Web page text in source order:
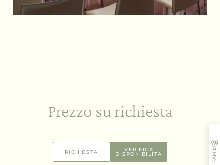
Prezzo su richiesta
RICHIESTA VERIFICA
DISPONIBILITÁ
92 m² | 1 - 5 Persone FAMILY